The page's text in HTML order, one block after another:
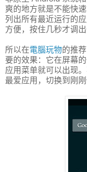
爽的地方就是不能快
列出所有最近运行的
方便，按住几秒才调
所以在電腦玩物的推
要的效果：它在屏幕
应用菜单就可以出现
最爱应用，切换到刚